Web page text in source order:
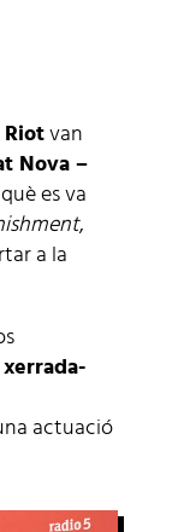
Riotvan
Nova –
es va
,
a la
xerrada-
actuació